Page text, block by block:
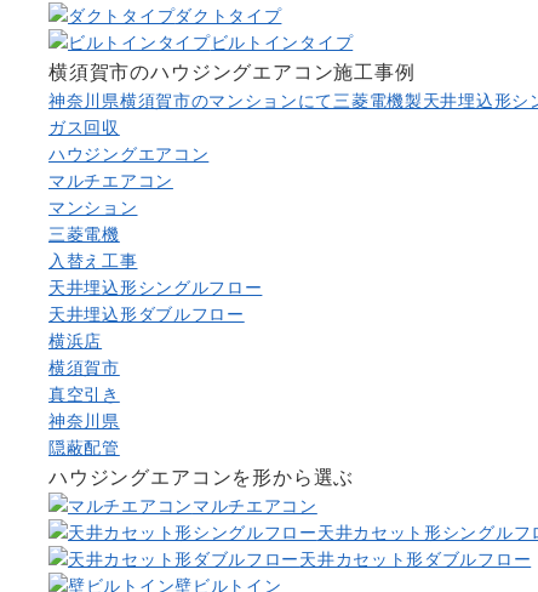
ダクトタイプ
ビルトインタイプ
横須賀市のハウジングエアコン施工事例
神奈川県横須賀市のマンションにて三菱電機製天井埋込形
ガス回収
ハウジングエアコン
マルチエアコン
マンション
三菱電機
入替え工事
天井埋込形シングルフロー
天井埋込形ダブルフロー
横浜店
横須賀市
真空引き
神奈川県
隠蔽配管
ハウジングエアコンを形から選ぶ
マルチエアコン
天井カセット形シングルフ
天井カセット形ダブルフロー
壁ビルトイン